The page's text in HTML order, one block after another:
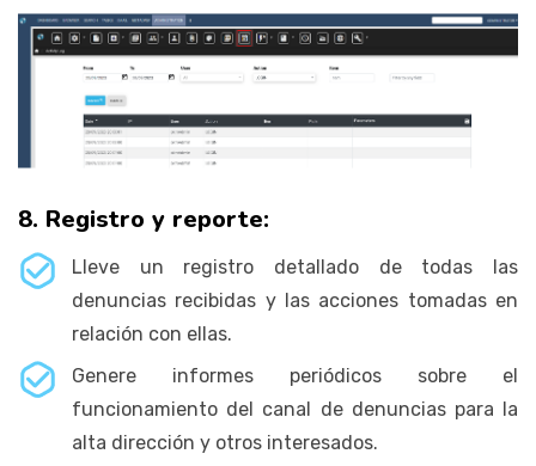
8. Registro y reporte:
Lleve un registro detallado de todas las
denuncias recibidas y las acciones tomadas en
relación con ellas.
Genere informes periódicos sobre el
funcionamiento del canal de denuncias para la
alta dirección y otros interesados.